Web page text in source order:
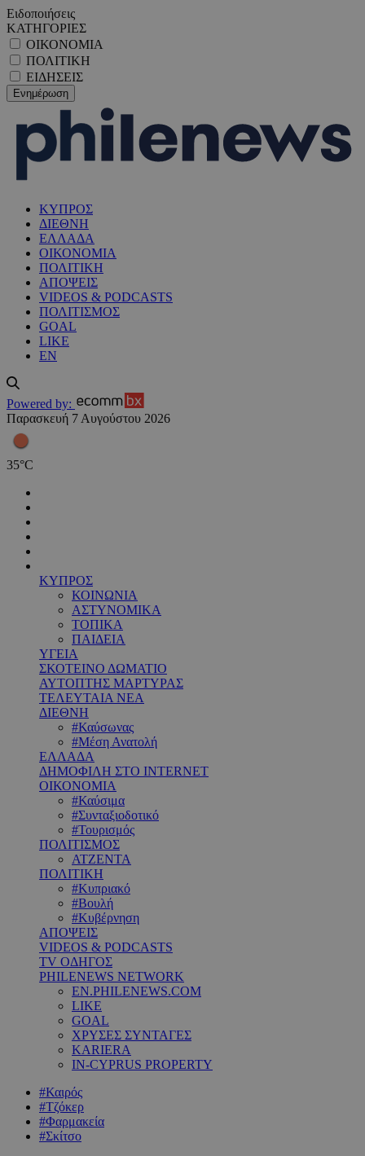
Ειδοποιήσεις
ΚΑΤΗΓΟΡΙΕΣ
ΟΙΚΟΝΟΜΙΑ
ΠΟΛΙΤΙΚΗ
ΕΙΔΗΣΕΙΣ
ΚΥΠΡΟΣ
ΔΙΕΘΝΗ
ΕΛΛΑΔΑ
ΟΙΚΟΝΟΜΙΑ
ΠΟΛΙΤΙΚΗ
ΑΠΟΨΕΙΣ
VIDEOS & PODCASTS
ΠΟΛΙΤΙΣΜΟΣ
GOAL
LIKE
EN
Powered by:
Παρασκευή 7 Αυγούστου 2026
35°C
ΚΥΠΡΟΣ
ΚΟΙΝΩΝΙΑ
ΑΣΤΥΝΟΜΙΚΑ
ΤΟΠΙΚΑ
ΠΑΙΔΕΙΑ
ΥΓΕΙΑ
ΣΚΟΤΕΙΝΟ ΔΩΜΑΤΙΟ
ΑΥΤΟΠΤΗΣ ΜΑΡΤΥΡΑΣ
ΤΕΛΕΥΤΑΙΑ ΝΕΑ
ΔΙΕΘΝΗ
#Καύσωνας
#Μέση Ανατολή
ΕΛΛΑΔΑ
ΔΗΜΟΦΙΛΗ ΣΤΟ INTERNET
ΟΙΚΟΝΟΜΙΑ
#Καύσιμα
#Συνταξιοδοτικό
#Τουρισμός
ΠΟΛΙΤΙΣΜΟΣ
ΑΤΖΕΝΤΑ
ΠΟΛΙΤΙΚΗ
#Κυπριακό
#Βουλή
#Κυβέρνηση
ΑΠΟΨΕΙΣ
VIDEOS & PODCASTS
TV ΟΔΗΓΟΣ
PHILENEWS NETWORK
EN.PHILENEWS.COM
LIKE
GOAL
ΧΡΥΣΕΣ ΣΥΝΤΑΓΕΣ
KARIERA
IN-CYPRUS PROPERTY
#Καιρός
#Τζόκερ
#Φαρμακεία
#Σκίτσο